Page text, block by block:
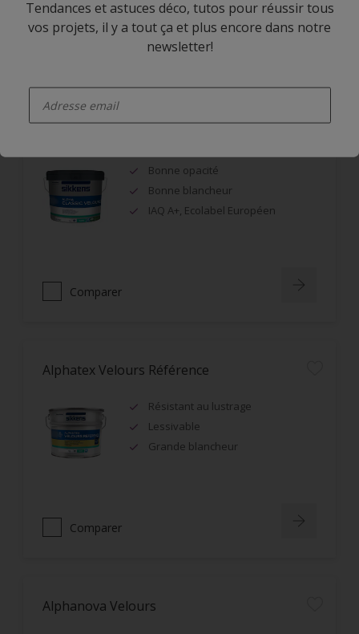
Bonne opacité
Bonne blancheur
IAQ A+, Ecolabel Européen
Comparer
Alphatex Velours Référence
Résistant au lustrage
Lessivable
Grande blancheur
Comparer
Alphanova Velours
Tendances et astuces déco, tutos pour réussir tous
vos projets, il y a tout ça et plus encore dans notre
newsletter!